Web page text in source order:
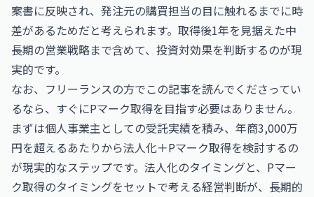
案書に反映され、発注元の購買担当の目に触れるまでに時
差があるためだと考えられます。取得後1年を見据えた中
長期の営業戦略まで含めて、投資対効果を判断するのが現
実的です。
なお、フリーランスの方でこの記事を読んでくださってい
るなら、すぐにPマーク取得を目指す必要はありません。
まずは個人事業主としての受託実績を積み、年商3,000万
円を超えるあたりから法人化＋Pマーク取得を検討するの
が現実的なステップです。法人化のタイミングと、Pマー
ク取得のタイミングをセットで考える経営判断が、長期的